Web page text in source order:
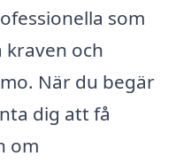
som
kraven och
När du begär
dig att få
om